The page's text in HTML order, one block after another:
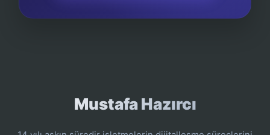
Mustafa Hazırcı